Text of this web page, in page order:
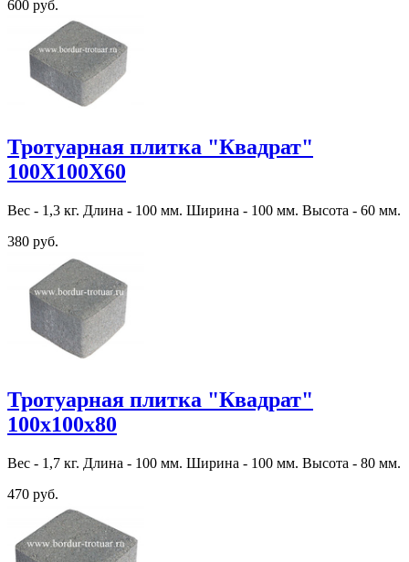
600 руб.
Тротуарная плитка "Квадрат"
100Х100Х60
Вес - 1,3 кг. Длина - 100 мм. Ширина - 100 мм. Высота - 60 мм.
380 руб.
Тротуарная плитка "Квадрат"
100х100х80
Вес - 1,7 кг. Длина - 100 мм. Ширина - 100 мм. Высота - 80 мм.
470 руб.